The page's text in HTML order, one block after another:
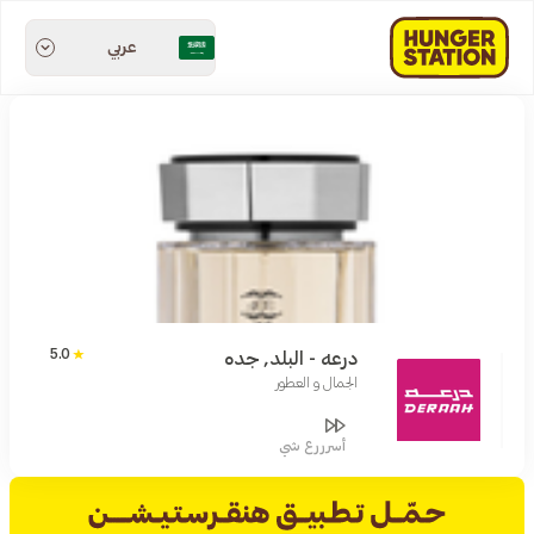
عربي
درعه - البلد, جده
الجمال و العطور
5.0
أسرررع شي